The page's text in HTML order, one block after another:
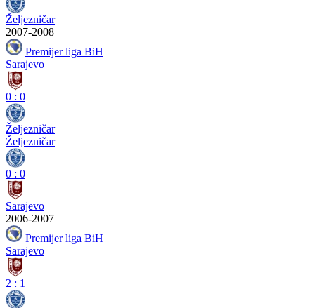
Željezničar
2007-2008
Premijer liga BiH
Sarajevo
0 : 0
Željezničar
Željezničar
0 : 0
Sarajevo
2006-2007
Premijer liga BiH
Sarajevo
2 : 1